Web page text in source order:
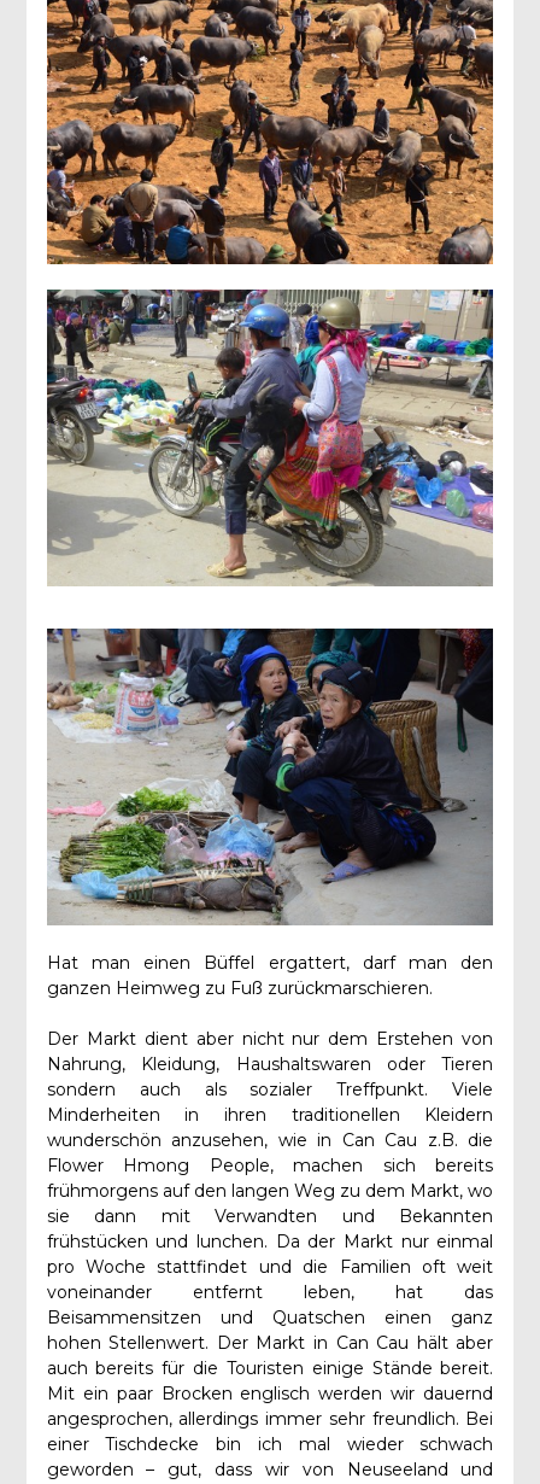
Hat man einen Büffel ergattert, darf man den
ganzen Heimweg zu Fuß zurückmarschieren.
Der Markt dient aber nicht nur dem Erstehen von
Nahrung, Kleidung, Haushaltswaren oder Tieren
sondern auch als sozialer Treffpunkt. Viele
Minderheiten in ihren traditionellen Kleidern
wunderschön anzusehen, wie in Can Cau z.B. die
Flower Hmong People, machen sich bereits
frühmorgens auf den langen Weg zu dem Markt, wo
sie dann mit Verwandten und Bekannten
frühstücken und lunchen. Da der Markt nur einmal
pro Woche stattfindet und die Familien oft weit
voneinander entfernt leben, hat das
Beisammensitzen und Quatschen einen ganz
hohen Stellenwert. Der Markt in Can Cau hält aber
auch bereits für die Touristen einige Stände bereit.
Mit ein paar Brocken englisch werden wir dauernd
angesprochen, allerdings immer sehr freundlich. Bei
einer Tischdecke bin ich mal wieder schwach
geworden – gut, dass wir von Neuseeland und